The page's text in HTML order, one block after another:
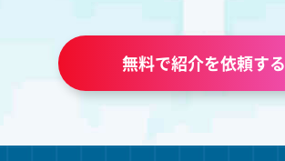
無料で紹介を依頼する